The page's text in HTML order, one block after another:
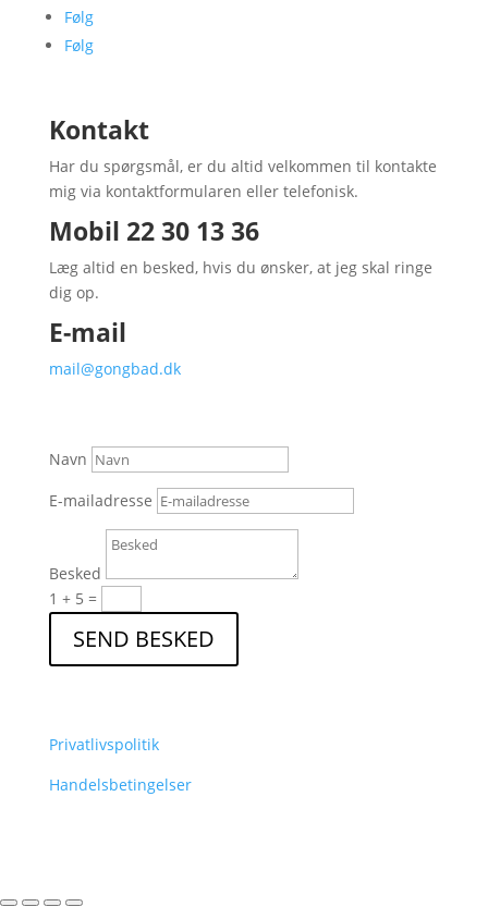
Følg
Følg
Kontakt
Har du spørgsmål, er du altid velkommen til kontakte
mig via kontaktformularen eller telefonisk.
Mobil 22 30 13 36
Læg altid en besked, hvis du ønsker, at jeg skal ringe
dig op.
E-mail
mail@gongbad.dk
Navn
E-mailadresse
Besked
1 + 5 =
SEND BESKED
Privatlivspolitik
Handelsbetingelser